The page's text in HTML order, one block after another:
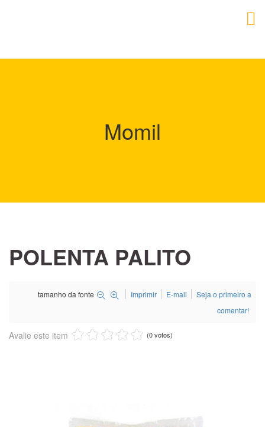
Momil
POLENTA PALITO
tamanho da fonte Imprimir E-mail
Seja o primeiro a
comentar!
Avalie este item (0 votos)